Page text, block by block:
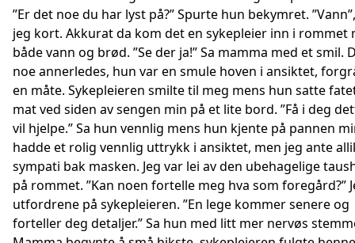
”Er det noe du har lyst på?” Spurte hun bekymret.
jeg kort. Akkurat da kom det en sykepleier inn i rommet
både vann og brød. ”Se der ja!” Sa mamma med et smil.
noe annerledes, hun var en smule hoven i ansiktet,
en måte. Sykepleieren smilte til meg mens hun satte
mat ved siden av sengen min på et lite bord. ”Få i deg
vil hjelpe.” Sa hun vennlig mens hun kjente på pannen
hadde et rolig vennlig uttrykk i ansiktet, men jeg ante
sympati bak masken. Jeg var lei av den ubehagelige
på rommet. ”Kan noen fortelle meg hva som foregård?”
utfordrene på sykepleieren. ”En lege kommer senere og
forteller deg detaljer.” Sa hun med litt mer nervøs